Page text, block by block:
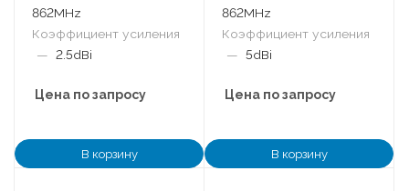
862MHz
Коэффициент усиления
— 2.5dBi
Цена по запросу
В корзину
862MHz
Коэффициент усиления
— 5dBi
Цена по запросу
В корзину